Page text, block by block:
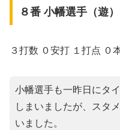
８番 小幡選手（遊）
３打数 ０安打 １打点 ０
小幡選手も一昨日にタ
しまいましたが、スタ
いました。